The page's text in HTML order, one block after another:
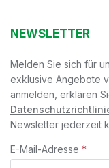
NEWSLETTER
Melden Sie sich für
exklusive Angebote
anmelden, erklären
Newsletter jederzeit
E-Mail-Adresse *